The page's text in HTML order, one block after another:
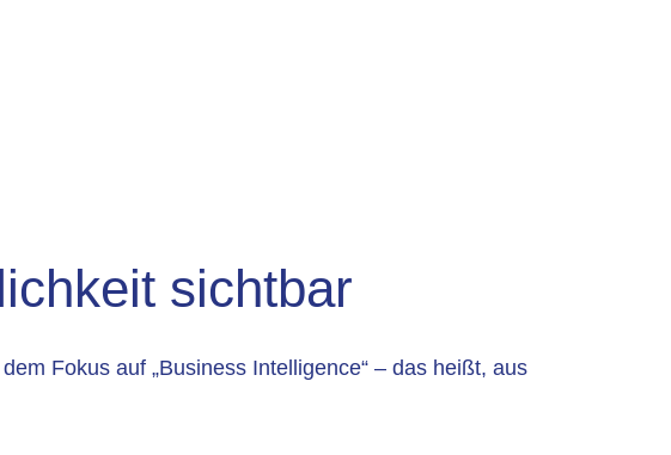
sichtbar
Fokus auf „Business Intelligence“ – das heißt, aus